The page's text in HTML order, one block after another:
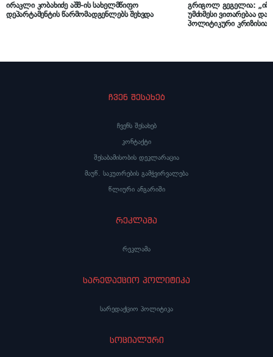
ირაკლი კობახიძე აშშ-ის სახელმწიფო
დეპარტამენტის წარმომადგენლებს შეხვდა
გრიგოლ გეგელია: „იმ
უმძიმესი ვითარებაა და
პოლიტიკური კრიზისია,
ჩვენ შესახებ
ჩვენს შესახებ
კონტაქტი
შესაბამისობის დეკლარაცია
მაუწ. საკუთრების გამჭვირვალება
წლიური ანგარიში
რეკლამა
რეკლამა
სარედაქციო პოლიტიკა
სარედაქციო პოლიტიკა
სოციალური